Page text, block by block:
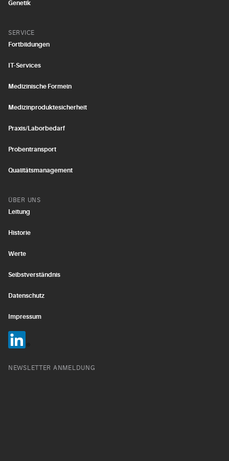
Genetik
SERVICE
Fortbildungen
IT-Services
Medizinische Formeln
Medizinproduktesicherheit
Praxis/Laborbedarf
Probentransport
Qualitätsmanagement
ÜBER UNS
Leitung
Historie
Werte
Selbstverständnis
Datenschutz
Impressum
NEWSLETTER ANMELDUNG